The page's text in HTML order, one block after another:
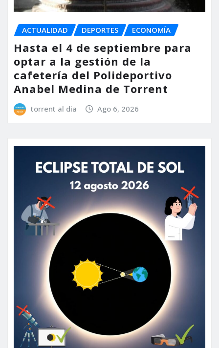
ACTUALIDAD DEPORTES ECONOMÍA
Hasta el 4 de septiembre para
optar a la gestión de la
cafetería del Polideportivo
Anabel Medina de Torrent
torrent al dia Ago 6, 2026